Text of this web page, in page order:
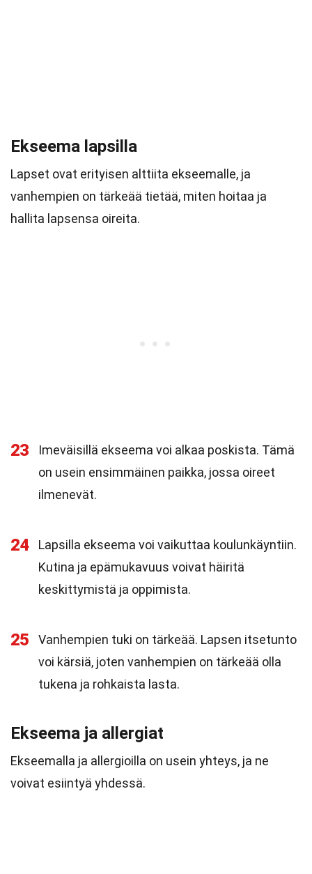
Ekseema lapsilla
Lapset ovat erityisen alttiita ekseemalle, ja
vanhempien on tärkeää tietää, miten hoitaa ja
hallita lapsensa oireita.
23
Imeväisillä ekseema voi alkaa poskista. Tämä
on usein ensimmäinen paikka, jossa oireet
ilmenevät.
24
Lapsilla ekseema voi vaikuttaa koulunkäyntiin.
Kutina ja epämukavuus voivat häiritä
keskittymistä ja oppimista.
25
Vanhempien tuki on tärkeää. Lapsen itsetunto
voi kärsiä, joten vanhempien on tärkeää olla
tukena ja rohkaista lasta.
Ekseema ja allergiat
Ekseemalla ja allergioilla on usein yhteys, ja ne
voivat esiintyä yhdessä.